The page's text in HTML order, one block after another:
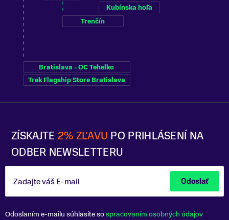
ZÍSKAJTE 2% ZĽAVU PO PRIHLÁSENÍ NA
ODBER NEWSLETTERU
Zadajte váš E-mail Odoslať
Odoslaním e-mailu súhlasíte sospracovaním osobných údajov
Bratislava - OC Tehelko
Trek Flagship Store Bratislava
Trenčín
Kubínska hoľa